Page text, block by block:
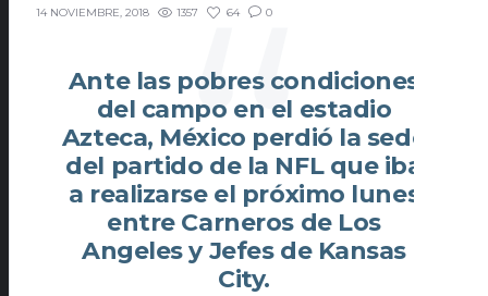
14 NOVIEMBRE, 2018 1357 64 0
Ante las pobres condiciones
del campo en el estadio
Azteca, México perdió la sede
del partido de la NFL que iba
a realizarse el próximo lunes
entre Carneros de Los
Angeles y Jefes de Kansas
City.